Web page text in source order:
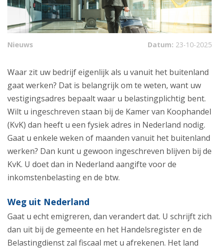
Nieuws Datum: 23-10-2025
Waar zit uw bedrijf eigenlijk als u vanuit het buitenland
gaat werken? Dat is belangrijk om te weten, want uw
vestigingsadres bepaalt waar u belastingplichtig bent.
Wilt u ingeschreven staan bij de Kamer van Koophandel
(KvK) dan heeft u een fysiek adres in Nederland nodig.
Gaat u enkele weken of maanden vanuit het buitenland
werken? Dan kunt u gewoon ingeschreven blijven bij de
KvK. U doet dan in Nederland aangifte voor de
inkomstenbelasting en de btw.
Weg uit Nederland
Gaat u echt emigreren, dan verandert dat. U schrijft zich
dan uit bij de gemeente en het Handelsregister en de
Belastingdienst zal fiscaal met u afrekenen. Het land